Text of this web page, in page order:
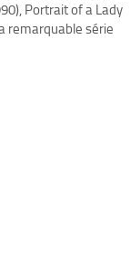
Portrait of a Lady
remarquable série